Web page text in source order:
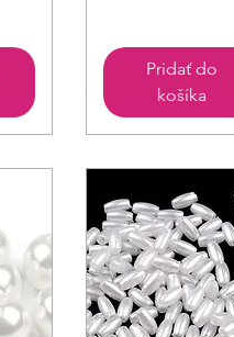
Pridať do
košíka